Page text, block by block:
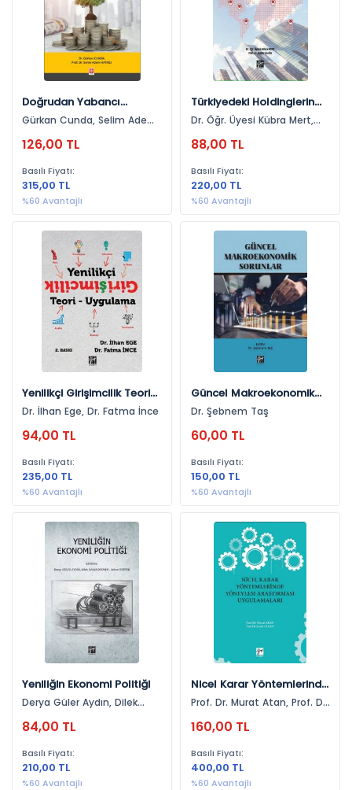
Yıllara Göre
2021 (108)
2022 (105)
2023 (99)
2025 (28)
2019 (21)
2018 (16)
2017 (9)
2026 (7)
2016 (7)
2013 (3)
2010 (1)
2012 (1)
2008 (1)
2009 (1)
Doğrudan Yabancı
Yatırımların Türkiye'nin
İhracat Ürün Çeşitliliği
Üzerine Etkisi Gürkan
Gürkan Cunda, Selim Adem
126,00 TL
Basılı Fiyatı:
315,00 TL
%60 Avantajlı
Türkiyedeki Holdinglerin
Uluslararasılaşma Süreci
Dr. Öğr. Üyesi Kübra Mert,
88,00 TL
Basılı Fiyatı:
220,00 TL
%60 Avantajlı
Yenilikçi Girişimcilik Teori-
Uygulama
Dr. İlhan Ege, Dr. Fatma İnce
94,00 TL
Basılı Fiyatı:
235,00 TL
%60 Avantajlı
Güncel Makroekonomik
Sorunlar
Dr. Şebnem Taş
60,00 TL
Basılı Fiyatı:
150,00 TL
%60 Avantajlı
Yeniliğin Ekonomi Politiği
Derya Güler Aydın, Dilek
Öztürk
84,00 TL
Basılı Fiyatı:
210,00 TL
%60 Avantajlı
Nicel Karar Yöntemlerinde
Yöneylem Araştırması
Prof. Dr. Murat Atan, Prof. Dr.
160,00 TL
Basılı Fiyatı:
400,00 TL
%60 Avantajlı